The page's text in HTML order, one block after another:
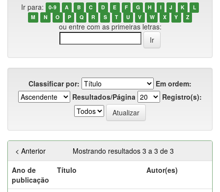
Ir para: 0-9 A B C D E F G H I J K
L
M
N O P Q R S T U V W X Y Z
ou entre com as primeiras letras:
Classificar por:
Em ordem:
Resultados/Página
Registro(s):
Mostrando resultados 3 a 3 de 3
< Anterior
Ano de
publicação
Título Autor(es)